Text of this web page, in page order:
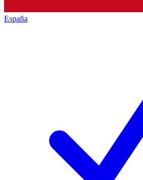
España